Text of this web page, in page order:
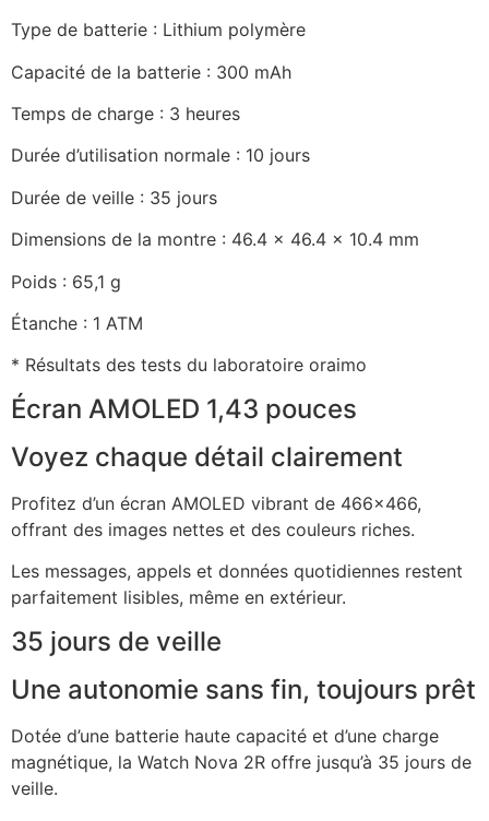
Type de batterie : Lithium polymère
Capacité de la batterie : 300 mAh
Temps de charge : 3 heures
Durée d’utilisation normale : 10 jours
Durée de veille : 35 jours
Dimensions de la montre : 46.4 x 46.4 x 10.4 mm
Poids : 65,1 g
Étanche : 1 ATM
* Résultats des tests du laboratoire oraimo
Écran AMOLED 1,43 pouces
Voyez chaque détail clairement
Profitez d’un écran AMOLED vibrant de 466×466,
offrant des images nettes et des couleurs riches.
Les messages, appels et données quotidiennes restent
parfaitement lisibles, même en extérieur.
35 jours de veille
Une autonomie sans fin, toujours prêt
Dotée d’une batterie haute capacité et d’une charge
magnétique, la Watch Nova 2R offre jusqu’à 35 jours de
veille.